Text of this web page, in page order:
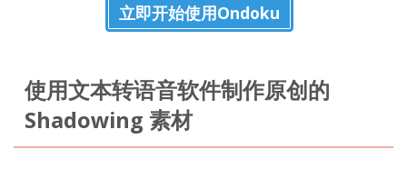
立即开始使用Ondoku
使用文本转语音软件制作原创的
Shadowing 素材